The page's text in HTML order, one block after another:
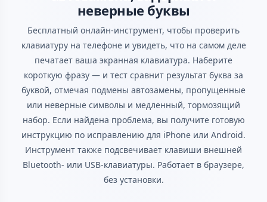
неверные буквы
Бесплатный онлайн-инструмент, чтобы проверить
клавиатуру на телефоне и увидеть, что на самом деле
печатает ваша экранная клавиатура. Наберите
короткую фразу — и тест сравнит результат буква за
буквой, отмечая подмены автозамены, пропущенные
или неверные символы и медленный, тормозящий
набор. Если найдена проблема, вы получите готовую
инструкцию по исправлению для iPhone или Android.
Инструмент также подсвечивает клавиши внешней
Bluetooth- или USB-клавиатуры. Работает в браузере,
без установки.